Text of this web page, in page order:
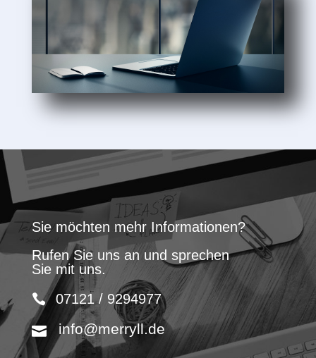
Sie möchten mehr Informationen?
Rufen Sie uns an und sprechen
Sie mit uns.
07121 / 9294977
info@merryll.de